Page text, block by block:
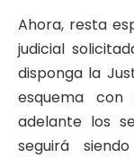
Ahora, resta
judicial
disponga la
esquema
adelante los
seguirá